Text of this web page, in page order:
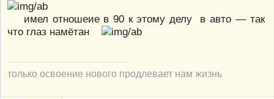
имел отношеие в 90 к этому делу в авто — так
что глаз намётан
только освоение нового продлевает нам жизнь